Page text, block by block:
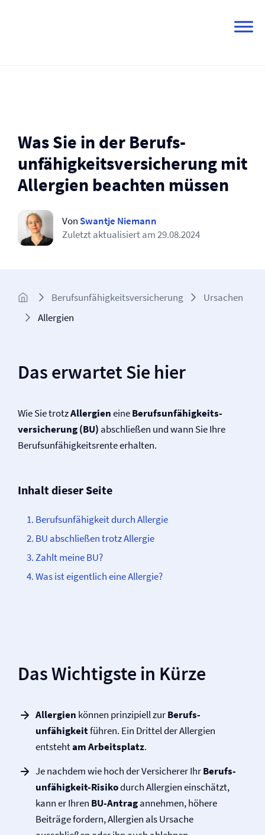
Was Sie in der Berufs­
unfähigkeits­versicherung mit
Allergien beachten müssen
Von Swantje Niemann
Zuletzt aktualisiert am29.08.2024
Berufs­unfähigkeits­­versicherung
Ursachen
Allergien
Das erwartet Sie hier
Wie Sie trotzAllergieneineBerufs­unfähigkeits­
versicherung (BU) abschließen und wann Sie Ihre
Berufs­unfähigkeitsrente erhalten.
Inhalt dieser Seite
Berufs­unfähigkeit durch Allergie
BU abschließen trotz Allergie
Zahlt meine BU?
Was ist eigentlich eine Allergie?
Das Wichtigste in Kürze
Allergien können prinzipiell zurBerufs­
unfähigkeitführen. Ein Drittel der Allergien
entstehtam Arbeitsplatz.
Je nachdem wie hoch der Versicherer IhrBerufs­
unfähigkeit-Risikodurch Allergien einschätzt,
kann er Ihren BU-Antragannehmen, höhere
Beiträge fordern, Allergien als Ursache